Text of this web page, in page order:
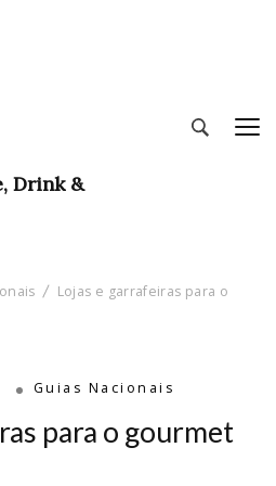
Drink &
Lojas e garrafeiras para o
Guias Nacionais
para o gourmet